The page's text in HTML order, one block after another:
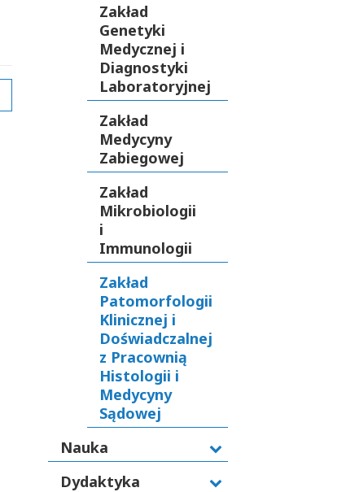
Zakład
Genetyki
Medycznej i
Diagnostyki
Laboratoryjnej
Zakład
Medycyny
Zabiegowej
Zakład
Mikrobiologii
i
Immunologii
Zakład
Patomorfologii
Klinicznej i
Doświadczalnej
z Pracownią
Histologii i
Medycyny
Sądowej
Nauka
Dydaktyka